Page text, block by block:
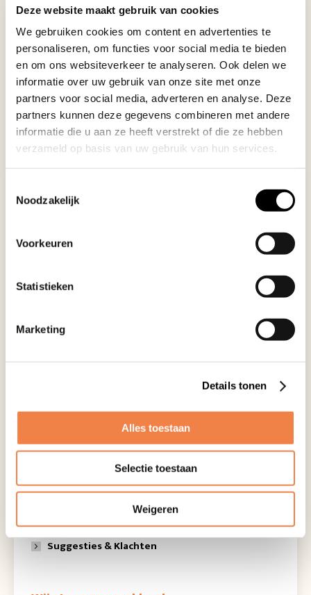
Deze website maakt gebruik van cookies
We gebruiken cookies om content en advertenties te
personaliseren, om functies voor social media te bieden
en om ons websiteverkeer te analyseren. Ook delen we
informatie over uw gebruik van onze site met onze
partners voor social media, adverteren en analyse. Deze
partners kunnen deze gegevens combineren met andere
informatie die u aan ze heeft verstrekt of die ze hebben
verzameld op basis van uw gebruik van hun services.
Noodzakelijk
Voorkeuren
Statistieken
Marketing
Details tonen
Alles toestaan
Selectie toestaan
Weigeren
HEEFT U KLACHTEN? MAAK DIRECT EEN
AFSPRAAK
Heeft u advies nodig?
Ga voor meer info naar
Contact & openingstijden
Suggesties & Klachten